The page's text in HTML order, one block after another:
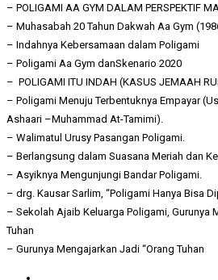
– POLIGAMI AA GYM DALAM PERSPEKTIF
– Muhasabah 20 Tahun Dakwah Aa Gym
– Indahnya Kebersamaan dalam Poligami
– Poligami Aa Gym danSkenario 2020
– POLIGAMI ITU INDAH (KASUS JEMAAH
– Poligami Menuju Terbentuknya Empayar
Ashaari –Muhammad At-Tamimi).
– Walimatul Urusy Pasangan Poligami.
– Berlangsung dalam Suasana Meriah dan
– Asyiknya Mengunjungi Bandar Poligami.
– drg. Kausar Sarlim, “Poligami Hanya Bisa
– Sekolah Ajaib Keluarga Poligami, Gurunya
Tuhan
– Gurunya Mengajarkan Jadi “Orang Tuhan